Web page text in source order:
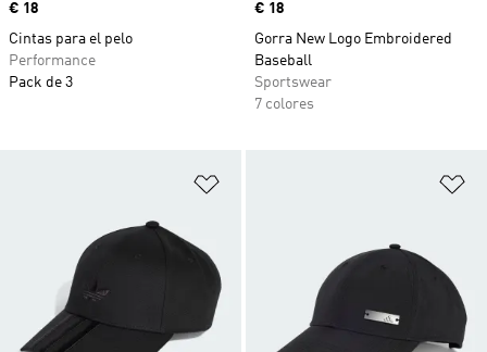
Precio
€ 18
Cintas para el pelo
Performance
Pack de 3
Precio
€ 18
Gorra New Logo Embroidered
Baseball
Sportswear
7 colores